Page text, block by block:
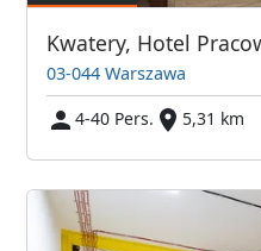
Kwatery, Hotel
03-044 Warszawa
4-40 Pers.
5,31 km